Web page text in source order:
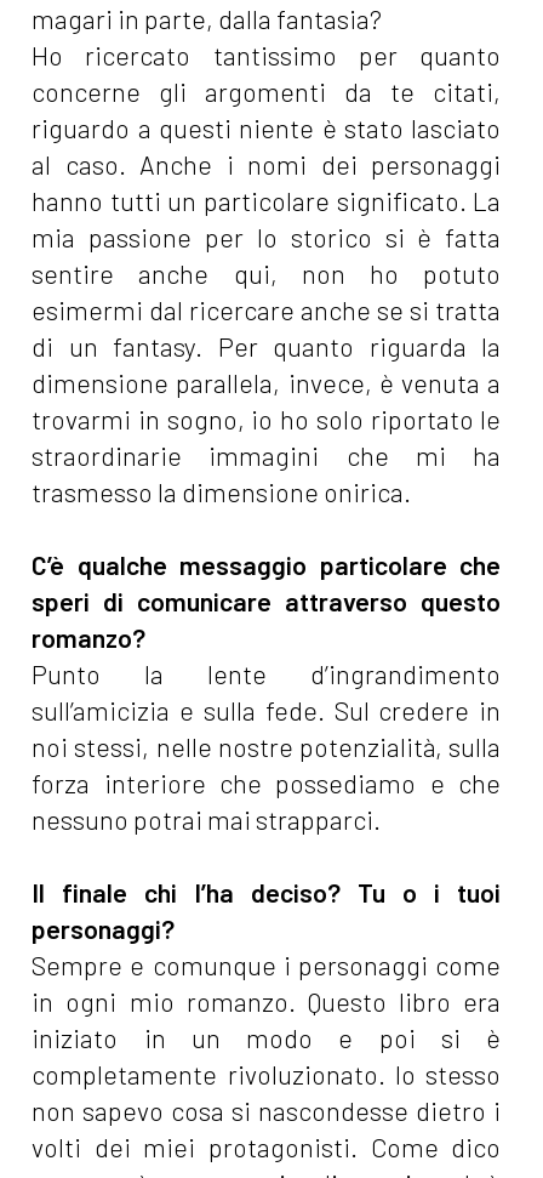
magari in parte, dalla fantasia?
Ho ricercato tantissimo per quanto
concerne gli argomenti da te citati,
riguardo a questi niente è stato lasciato
al caso. Anche i nomi dei personaggi
hanno tutti un particolare significato. La
mia passione per lo storico si è fatta
sentire anche qui, non ho potuto
esimermi dal ricercare anche se si tratta
di un fantasy. Per quanto riguarda la
dimensione parallela, invece, è venuta a
trovarmi in sogno, io ho solo riportato le
straordinarie immagini che mi ha
trasmesso la dimensione onirica.
C’è qualche messaggio particolare che
speri di comunicare attraverso questo
romanzo?
Punto la lente d’ingrandimento
sull’amicizia e sulla fede. Sul credere in
noi stessi, nelle nostre potenzialità, sulla
forza interiore che possediamo e che
nessuno potrai mai strapparci.
Il finale chi l’ha deciso? Tu o i tuoi
personaggi?
Sempre e comunque i personaggi come
in ogni mio romanzo. Questo libro era
iniziato in un modo e poi si è
completamente rivoluzionato. Io stesso
non sapevo cosa si nascondesse dietro i
volti dei miei protagonisti. Come dico